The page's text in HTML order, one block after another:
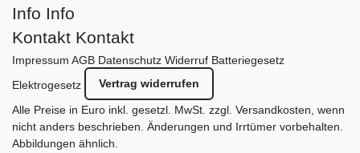
Info Info
Kontakt Kontakt
Impressum AGB Datenschutz Widerruf Batteriegesetz
Elektrogesetz
Vertrag widerrufen
Alle Preise in Euro inkl. gesetzl. MwSt. zzgl. Versandkosten, wenn
nicht anders beschrieben. Änderungen und Irrtümer vorbehalten.
Abbildungen ähnlich.